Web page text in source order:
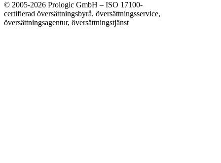
© 2005-2026 Prologic GmbH – ISO 17100-
certifierad översättningsbyrå, översättningsservice,
översättningsagentur, översättningstjänst